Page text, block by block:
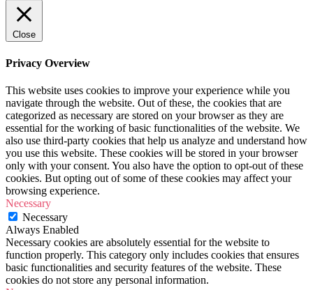
Close
Privacy Overview
This website uses cookies to improve your experience while you
navigate through the website. Out of these, the cookies that are
categorized as necessary are stored on your browser as they are
essential for the working of basic functionalities of the website. We
also use third-party cookies that help us analyze and understand how
you use this website. These cookies will be stored in your browser
only with your consent. You also have the option to opt-out of these
cookies. But opting out of some of these cookies may affect your
browsing experience.
Necessary
Necessary
Always Enabled
Necessary cookies are absolutely essential for the website to
function properly. This category only includes cookies that ensures
basic functionalities and security features of the website. These
cookies do not store any personal information.